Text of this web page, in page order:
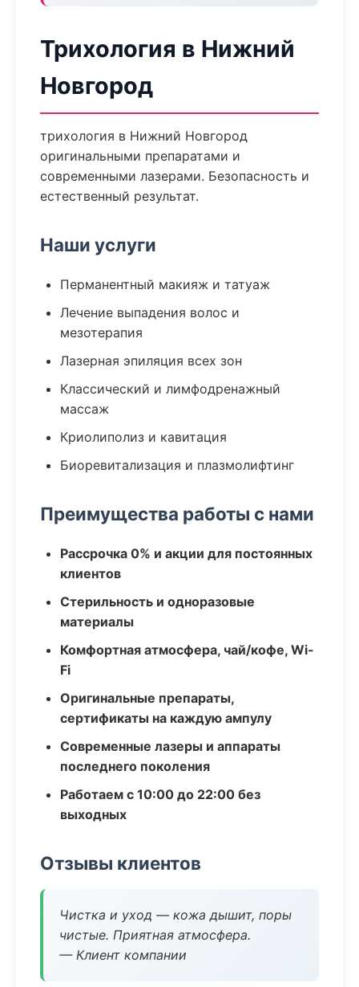
Трихология в Нижний
Новгород
трихология в Нижний Новгород
оригинальными препаратами и
современными лазерами. Безопасность и
естественный результат.
Наши услуги
Перманентный макияж и татуаж
Лечение выпадения волос и
мезотерапия
Лазерная эпиляция всех зон
Классический и лимфодренажный
массаж
Криолиполиз и кавитация
Биоревитализация и плазмолифтинг
Преимущества работы с нами
Рассрочка 0% и акции для постоянных
клиентов
Стерильность и одноразовые
материалы
Комфортная атмосфера, чай/кофе, Wi-
Fi
Оригинальные препараты,
сертификаты на каждую ампулу
Современные лазеры и аппараты
последнего поколения
Работаем с 10:00 до 22:00 без
выходных
Отзывы клиентов
Чистка и уход — кожа дышит, поры
чистые. Приятная атмосфера.
— Клиент компании